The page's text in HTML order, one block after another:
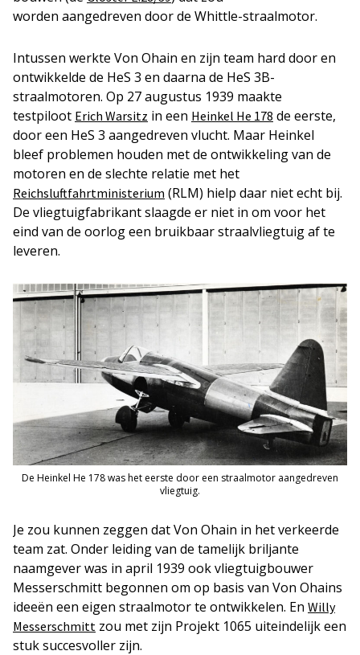
worden aangedreven door de Whittle-straalmotor.
Intussen werkte Von Ohain en zijn team hard door en
ontwikkelde de HeS 3 en daarna de HeS 3B-
straalmotoren. Op 27 augustus 1939 maakte
testpiloot Erich Warsitz in een Heinkel He 178 de eerste,
door een HeS 3 aangedreven vlucht. Maar Heinkel
bleef problemen houden met de ontwikkeling van de
motoren en de slechte relatie met het
Reichsluftfahrtministerium (RLM) hielp daar niet echt bij.
De vliegtuigfabrikant slaagde er niet in om voor het
eind van de oorlog een bruikbaar straalvliegtuig af te
leveren.
De Heinkel He 178 was het eerste door een straalmotor aangedreven
vliegtuig.
Je zou kunnen zeggen dat Von Ohain in het verkeerde
team zat. Onder leiding van de tamelijk briljante
naamgever was in april 1939 ook vliegtuigbouwer
Messerschmitt begonnen om op basis van Von Ohains
ideeën een eigen straalmotor te ontwikkelen. En Willy
Messerschmitt zou met zijn Projekt 1065 uiteindelijk een
stuk succesvoller zijn.